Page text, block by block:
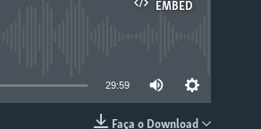
EMBED
29:59
Faça o Download